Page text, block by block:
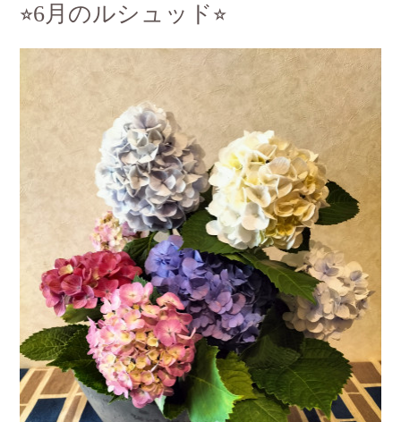
⭐︎6月のルシュッド⭐︎